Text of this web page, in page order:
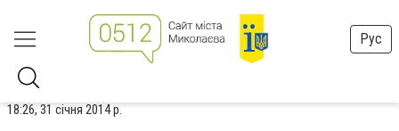
Рус
18:26, 31 січня 2014 р.